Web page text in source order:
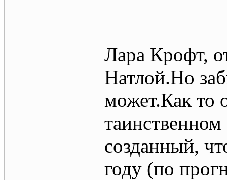
Лара Крофт,
Натлой.Но
может.Как то
созданный,
году (по